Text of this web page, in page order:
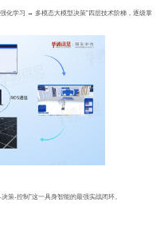
化学习 → 多模态大模型决策”四层技术阶梯，逐级掌
策-控制”这一具身智能的最强实战闭环。